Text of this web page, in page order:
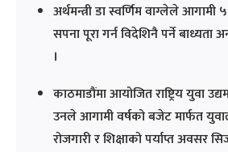
अर्थमन्त्री डा स्वर्णिम वाग्लेले
सपना पूरा गर्न विदेशिनै पर्ने बाध्यता
।
काठमाडौंमा आयोजित राष्ट्रिय युवा
उनले आगामी वर्षको बजेट मार्फत
रोजगारी र शिक्षाको पर्याप्त अवसर